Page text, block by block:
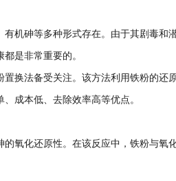
机砷等多种形式存在。由于其剧毒
是非常重要的。
换法备受关注。该方法利用铁粉的
成本低、去除效率高等优点。
氧化还原性。在该反应中，铁粉与